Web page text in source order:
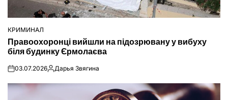
ОПУБЛІКУВАТИ
КРИМИНАЛ
Правоохоронці вийшли на підозрювану у вибуху
біля будинку Єрмолаєва
on03.07.2026Опубліковано
Дарья Звягина